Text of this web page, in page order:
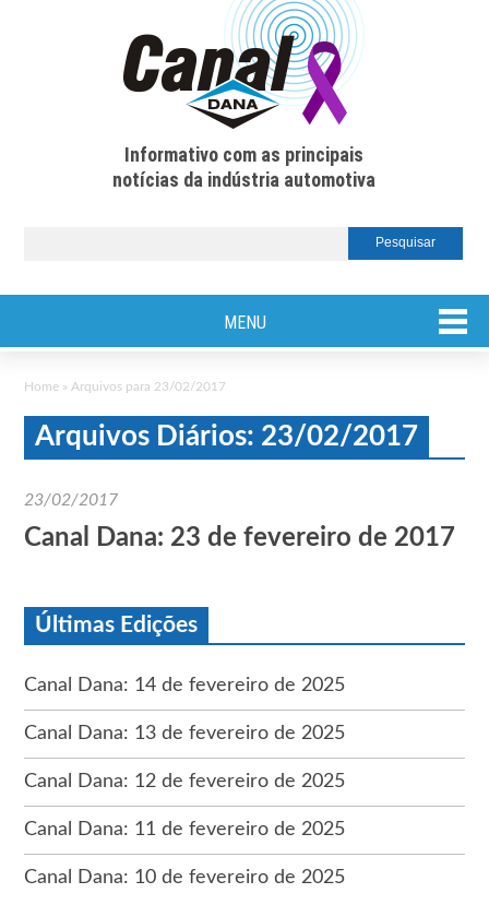
Informativo com as principais
notícias da indústria automotiva
MENU
Home » Arquivos para 23/02/2017
Arquivos Diários: 23/02/2017
23/02/2017
Canal Dana: 23 de fevereiro de 2017
Últimas Edições
Canal Dana: 14 de fevereiro de 2025
Canal Dana: 13 de fevereiro de 2025
Canal Dana: 12 de fevereiro de 2025
Canal Dana: 11 de fevereiro de 2025
Canal Dana: 10 de fevereiro de 2025